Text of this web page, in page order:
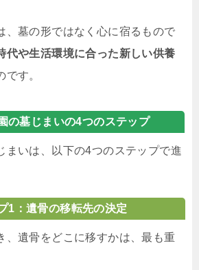
、墓の形ではなく心に宿るもので
代や生活環境に合った新しい供養
です。
の墓じまいの4つのステップ
まいは、以下の4つのステップで進
1：遺骨の移転先の決定
、遺骨をどこに移すかは、最も重